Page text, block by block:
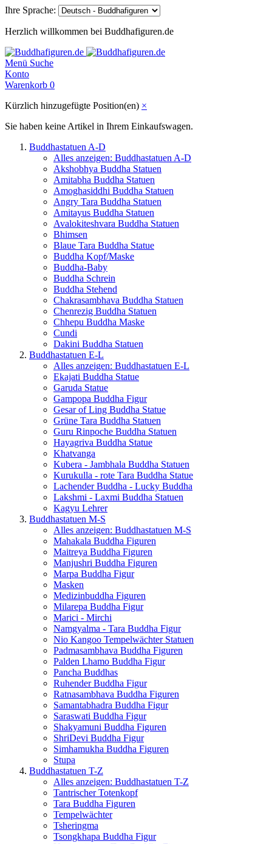
Ihre Sprache:
Herzlich willkommen bei Buddhafiguren.de
Menü Suche
Konto
Warenkorb 0
Kürzlich hinzugefügte Position(en) ×
Sie haben keine Artikel in Ihrem Einkaufswagen.
Buddhastatuen A-D
Alles anzeigen: Buddhastatuen A-D
Akshobhya Buddha Statuen
Amitabha Buddha Statuen
Amoghasiddhi Buddha Statuen
Angry Tara Buddha Statuen
Amitayus Buddha Statuen
Avalokiteshvara Buddha Statuen
Bhimsen
Blaue Tara Buddha Statue
Buddha Kopf/Maske
Buddha-Baby
Buddha Schrein
Buddha Stehend
Chakrasambhava Buddha Statuen
Chenrezig Buddha Statuen
Chhepu Buddha Maske
Cundi
Dakini Buddha Statuen
Buddhastatuen E-L
Alles anzeigen: Buddhastatuen E-L
Ekajati Buddha Statue
Garuda Statue
Gampopa Buddha Figur
Gesar of Ling Buddha Statue
Grüne Tara Buddha Statuen
Guru Rinpoche Buddha Statuen
Hayagriva Buddha Statue
Khatvanga
Kubera - Jambhala Buddha Statuen
Kurukulla - rote Tara Buddha Statue
Lachender Buddha - Lucky Buddha
Lakshmi - Laxmi Buddha Statuen
Kagyu Lehrer
Buddhastatuen M-S
Alles anzeigen: Buddhastatuen M-S
Mahakala Buddha Figuren
Maitreya Buddha Figuren
Manjushri Buddha Figuren
Marpa Buddha Figur
Masken
Medizinbuddha Figuren
Milarepa Buddha Figur
Marici - Mirchi
Namgyalma - Tara Buddha Figur
Nio Kangoo Tempelwächter Statuen
Padmasambhava Buddha Figuren
Palden Lhamo Buddha Figur
Pancha Buddhas
Ruhender Buddha Figur
Ratnasambhava Buddha Figuren
Samantabhadra Buddha Figur
Saraswati Buddha Figur
Shakyamuni Buddha Figuren
ShriDevi Buddha Figur
Simhamukha Buddha Figuren
Stupa
Buddhastatuen T-Z
Alles anzeigen: Buddhastatuen T-Z
Tantrischer Totenkopf
Tara Buddha Figuren
Tempelwächter
Tsheringma
Tsongkhapa Buddha Figur